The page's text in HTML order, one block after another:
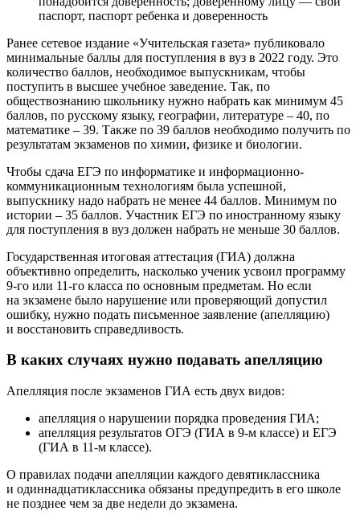
паспорт, паспорт ребенка и доверенность
Ранее сетевое издание «Учительская газета» публиковало
минимальные баллы для поступления в вуз в 2022 году. Это
количество баллов, необходимое выпускникам, чтобы
поступить в высшее учебное заведение. Так, по
обществознанию школьнику нужно набрать как минимум 45
баллов, по русскому языку, географии, литературе – 40, по
математике – 39. Также по 39 баллов необходимо получить по
результатам экзаменов по химии, физике и биологии.
Чтобы сдача ЕГЭ по информатике и информационно-
коммуникационным технологиям была успешной,
выпускнику надо набрать не менее 44 баллов. Минимум по
истории – 35 баллов. Участник ЕГЭ по иностранному языку
для поступления в вуз должен набрать не меньше 30 баллов.
Государственная итоговая аттестация (ГИА) должна
объективно определить, насколько ученик усвоил программу
9-го или 11-го класса по основным предметам. Но если
на экзамене было нарушение или проверяющий допустил
ошибку, нужно подать письменное заявление (апелляцию)
и восстановить справедливость.
В каких случаях нужно подавать апелляцию
Апелляция после экзаменов ГИА есть двух видов:
апелляция о нарушении порядка проведения ГИА;
апелляция результатов ОГЭ (ГИА в 9-м классе) и ЕГЭ
(ГИА в 11-м классе).
О правилах подачи апелляции каждого девятиклассника
и одиннадцатиклассника обязаны предупредить в его школе
не позднее чем за две недели до экзамена.